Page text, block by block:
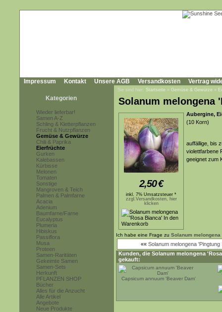
Impressum Kontakt Unsere AGB Versandkosten Vertrag
Kategorien
Wieder lieferbar!
Samen A-Z
Schling & Kletterpflanzen
Frucht & Nutzpflanzen
Gemüse & Gewürze
Chili & Paprika
Eierfrüchte
Gurken
Kalebassen
Kürbisse
Melonen
Tomaten
Sonstige
Mangroven & Teich
Palmen & Palmfarne
Acacia
Adenium
Baumfarne/Farne
Eucalyptus
Plumeria
Hibiskus
Passiflora
Musa
Proteen
Samen-Raritäten
Gekeimte Samen
Samen-Sets
Herkunft
PFLANZEN SHOP
Bücher
Alles für die Anzucht
Alle Artikel
Angebote
Neue Produkte
Sie sind hier: Startseite » Gemüse & Gewürze »
Solanum melongena
2,50€
inkl. 7% Umsatzsteuer *
zzgl.Versandkosten, hier
klicken
Aubergine,
(10 Korn)
auffällige, bis
violettfarbene
geeignet zum
Ich habe eine Frage zu Solanum melongena
«« Solanum melongena 'Pingtung
Kunden, die Solanum melongena
gekauft:
Capsicum annuum 'Beaver Dam'